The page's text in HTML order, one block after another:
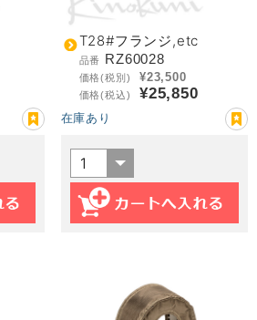
T28#フランジ,etc
品番 RZ60028
価格(税別) ¥23,500
価格(税込) ¥25,850
在庫あり